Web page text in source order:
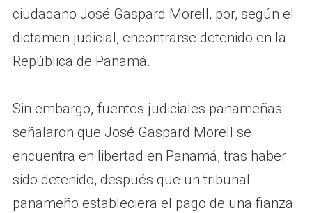
ciudadano José Gaspard Morell, por, según el
dictamen judicial, encontrarse detenido en la
República de Panamá.
Sin embargo, fuentes judiciales panameñas
señalaron que José Gaspard Morell se
encuentra en libertad en Panamá, tras haber
sido detenido, después que un tribunal
panameño estableciera el pago de una fianza